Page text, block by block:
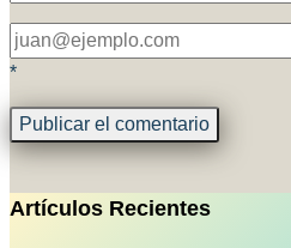
*
Artículos Recientes